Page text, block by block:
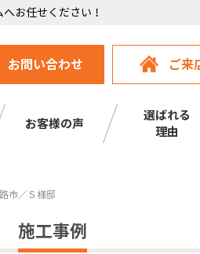
お任せください！
お問い合わせ ご来
お客様の声
選ばれる
理由
市／Ｓ様邸
施工事例